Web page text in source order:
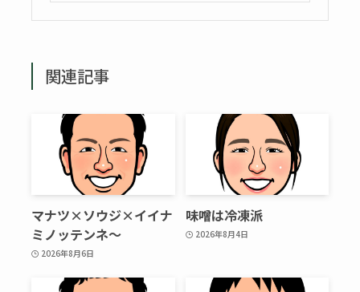
関連記事
マナツ×ソウジ×イイナ
ミノッテンネ～
2026年8月6日
味噌は冷凍派
2026年8月4日